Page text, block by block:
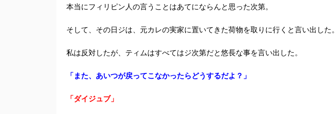
本当にフィリピン人の言うことはあてにならんと思った次第。
そして、その日ジは、元カレの実家に置いてきた荷物を取りに行くと言い出した。
私は反対したが、ティムはすべてはジ次第だと悠長な事を言い出した。
「また、あいつが戻ってこなかったらどうするだよ？」
「ダイジュブ」